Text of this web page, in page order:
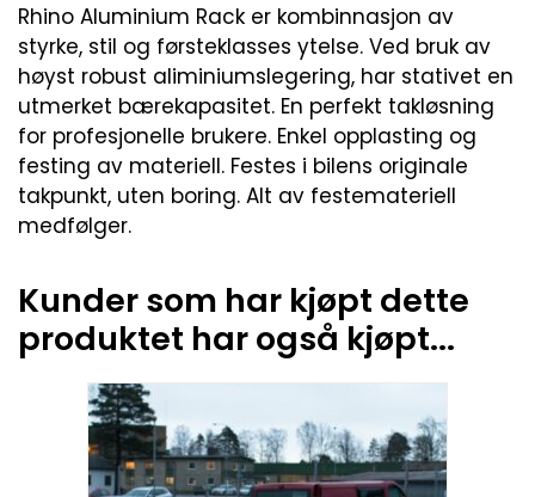
Rhino Aluminium Rack er kombinnasjon av
styrke, stil og førsteklasses ytelse. Ved bruk av
høyst robust aliminiumslegering, har stativet en
utmerket bærekapasitet. En perfekt takløsning
for profesjonelle brukere. Enkel opplasting og
festing av materiell. Festes i bilens originale
takpunkt, uten boring. Alt av festemateriell
medfølger.
Kunder som har kjøpt dette
produktet har også kjøpt...